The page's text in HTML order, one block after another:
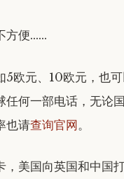
方便……
5欧元、10欧元，也
何一部电话，无论
也请查询官网。
美国向英国和中国